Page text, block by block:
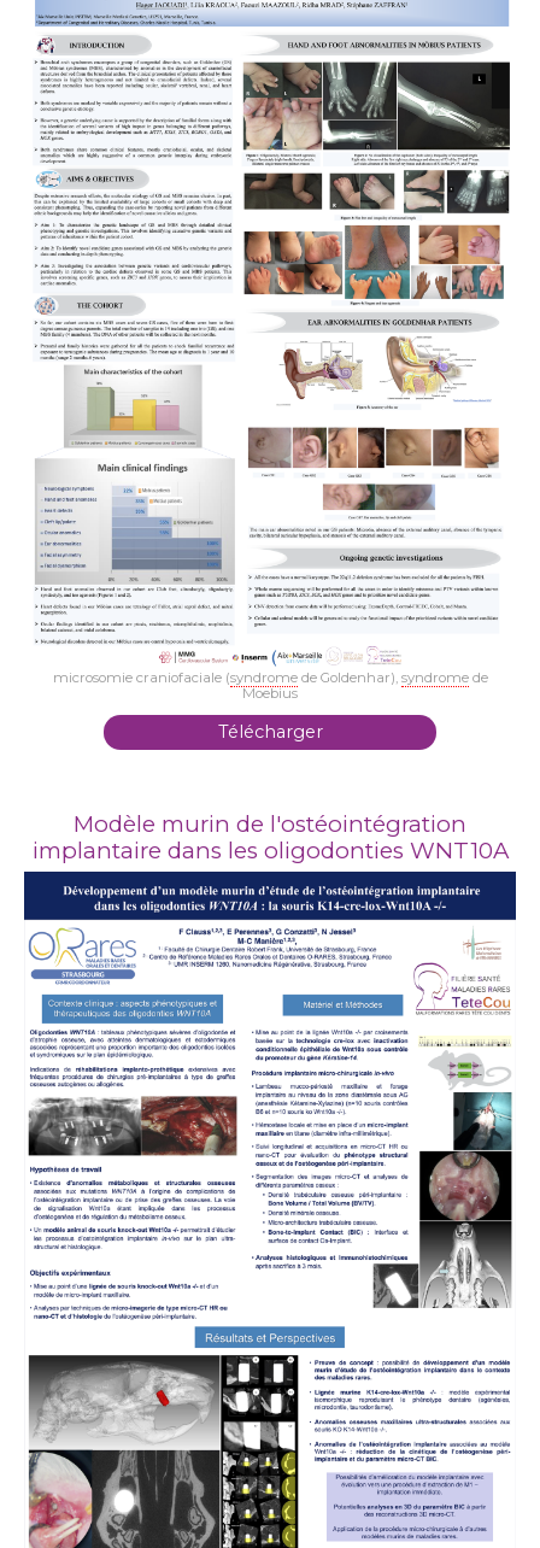
microsomie craniofaciale (syndromede Goldenhar), syndromede
Moebius
Télécharger
Modèle murin de l'ostéointégration
implantaire dans les oligodonties WNT10A